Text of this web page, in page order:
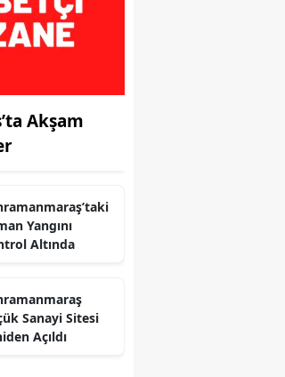
Akşam
Yangını
Altında
Sanayi Sitesi
Açıldı